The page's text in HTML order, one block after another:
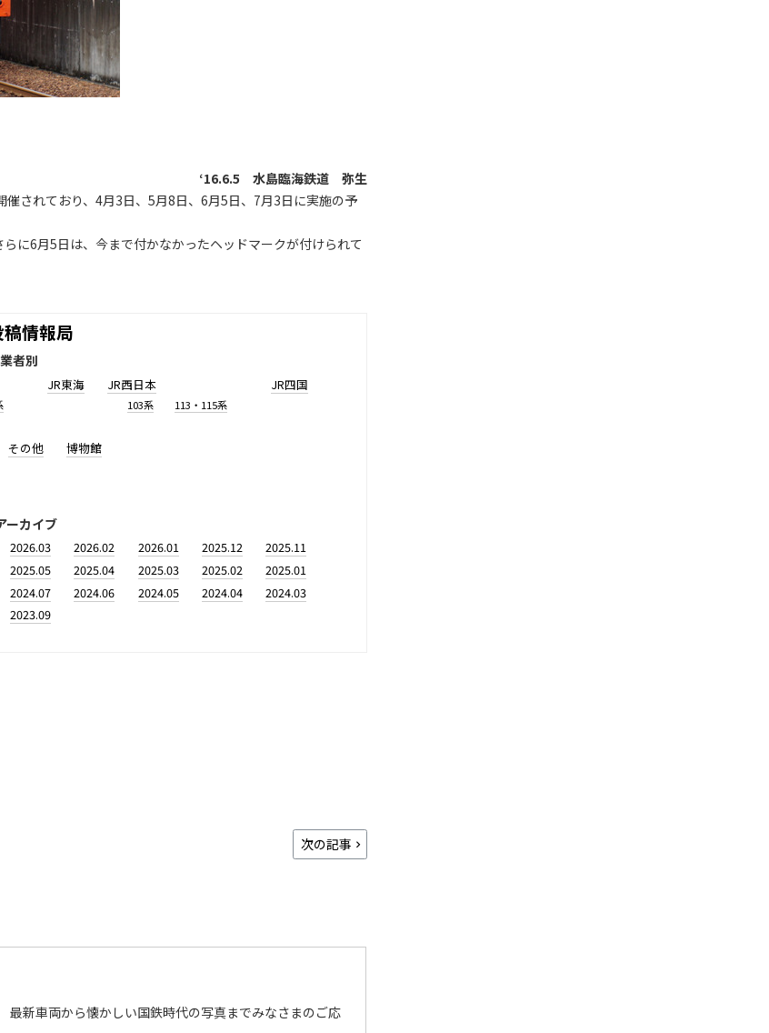
‘16.6.5 水島臨海鉄道 弥生
されており、4月3日、5月8日、6月5日、7月3日に実施の予
に6月5日は、今まで付かなかったヘッドマークが付けられて
情報局
者別
JR東海 JR西日本
103系 113・115系
JR四国
その他 博物館
ーカイブ
2026.03 2026.02 2026.01 2025.12
2025.11
2025.05 2025.04 2025.03 2025.02
2025.01
2024.07 2024.06 2024.05 2024.04
2024.03
2023.09
次の記事
最新車両から懐かしい国鉄時代の写真までみなさまのご応